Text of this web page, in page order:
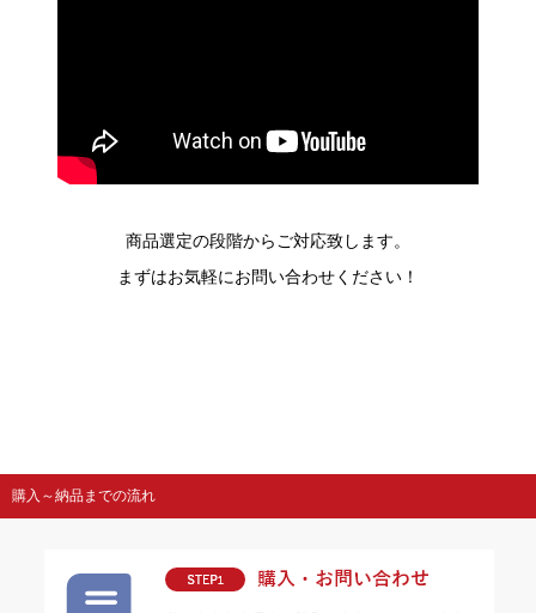
商品選定の段階からご対応致します。
まずはお気軽にお問い合わせください！
購入～納品までの流れ